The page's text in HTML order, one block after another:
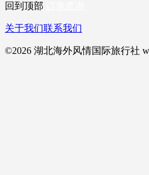
回到顶部
关于我们联系我们
©2026 湖北海外风情国际旅行社